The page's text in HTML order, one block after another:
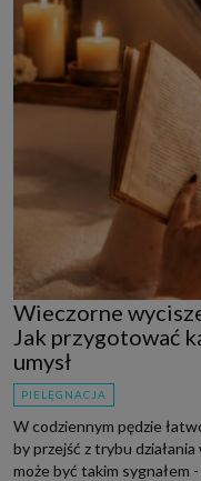
Wieczorne
Jak przygotować
umysł
PIELĘGNACJA
W codziennym pędzie
by przejść z trybu
może być takim sygnałem